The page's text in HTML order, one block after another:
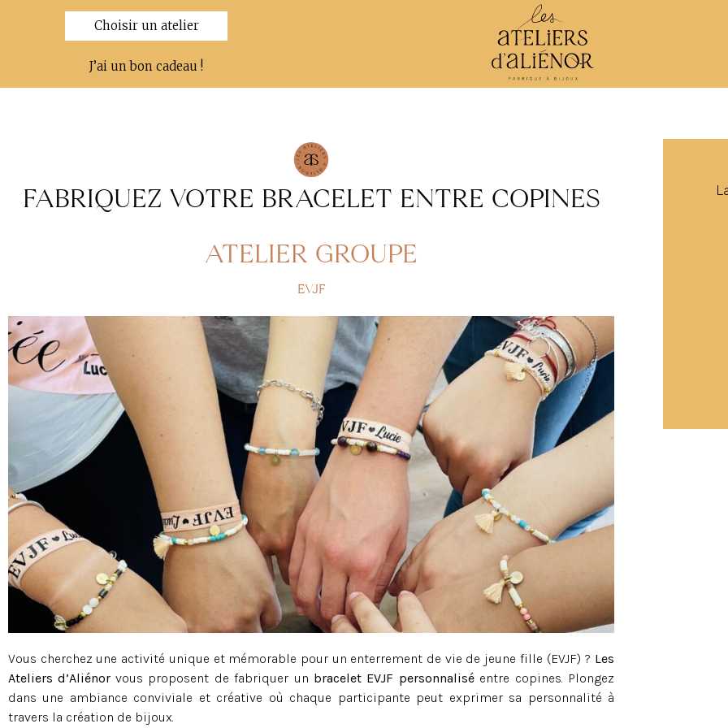
Choisir un atelier
J’ai un bon cadeau !
FABRIQUEZ VOTRE BRACELET ENTRE COPINES
ATELIER GROUPE
EVJF
Vous cherchez une activité unique et mémorable pour un enterrement de vie de jeune fille (EVJF) ? Les
Ateliers d’Aliénor vous proposent de fabriquer un bracelet EVJF personnalisé entre copines. Plongez
dans une ambiance conviviale et créative où chaque participante peut exprimer sa personnalité à
travers la création de bijoux.